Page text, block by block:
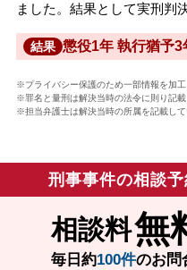
ました。結果として実刑判
結果 懲役1年 執行猶予3
※プライバシー保護のため一部情報を加工
※罪名と量刑は解決当時の法令に則り記載
※担当弁護士は解決当時の所属を記載して
刑事事件の相談予
相談料無
毎日約100件のお問